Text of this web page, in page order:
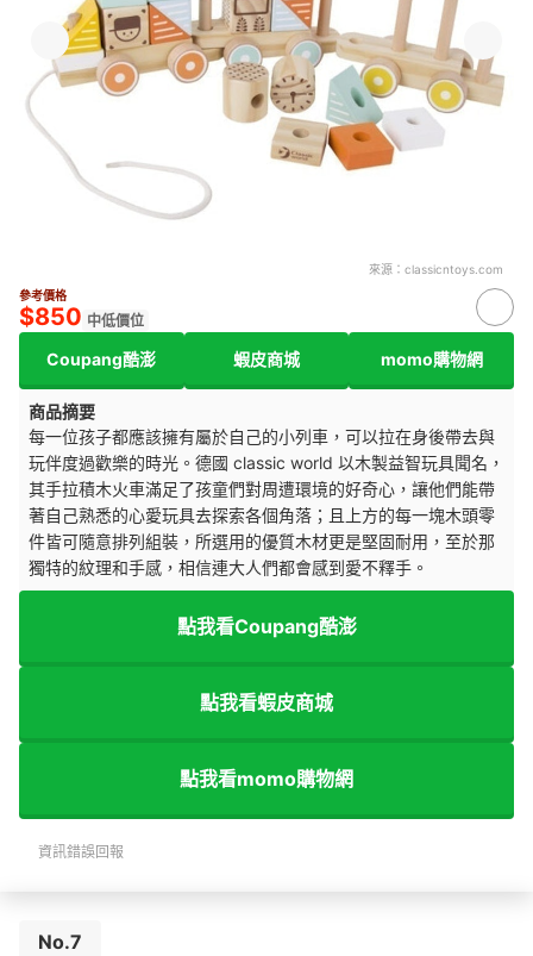
來源： classicntoys.com
參考價格
$850 中低價位
Coupang酷澎 蝦皮商城 momo購物網
商品摘要
每一位孩子都應該擁有屬於自己的小列車，可以拉在身後帶去與
玩伴度過歡樂的時光。德國 classic world 以木製益智玩具聞名，
其手拉積木火車滿足了孩童們對周遭環境的好奇心，讓他們能帶
著自己熟悉的心愛玩具去探索各個角落；且上方的每一塊木頭零
件皆可隨意排列組裝，所選用的優質木材更是堅固耐用，至於那
獨特的紋理和手感，相信連大人們都會感到愛不釋手。
點我看Coupang酷澎
點我看蝦皮商城
點我看momo購物網
資訊錯誤回報
No.7